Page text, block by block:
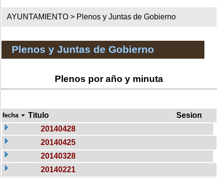
AYUNTAMIENTO > Plenos y Juntas de Gobierno
Plenos y Juntas de Gobierno
Plenos por año y minuta
fecha Titulo
Sesion
20140428
20140425
20140328
20140221